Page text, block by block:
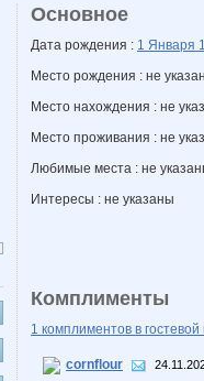
Основное
Дата рождения : 1 Января
Место рождения : не
Место нахождения : не
Место проживания : не
Любимые места : не
Интересы : не указаны
Комплименты
1 комплиментов в гостевой
cornflour